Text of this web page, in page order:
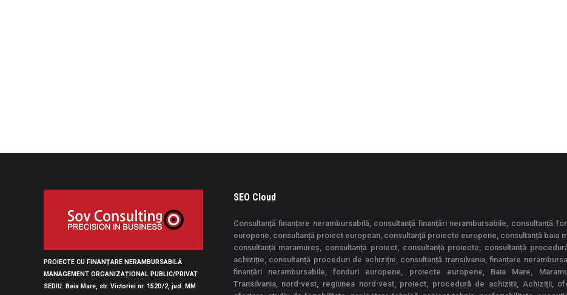
PROIECTE CU FINANȚARE NERAMBURSABILĂ
MANAGEMENT ORGANIZAȚIONAL PUBLIC/PRIVAT
SEDIU: Baia Mare, str. Victoriei nr. 152D/2, jud. MM
SEO Cloud
Consultanță finanțare nerambursabilă, consultanță finanțări nerambursabile, consultanță
europene, consultanță proiect european, consultanță proiecte europene, consultanță baia
consultanță maramureș, consultanță proiect, consultanță proiecte, consultanță
achiziție, consultanță proceduri de achiziție, consultanță transilvania, finanțare
finanțări nerambursabile, fonduri europene, proiecte europene, Baia Mare,
Transilvania, nord-vest, regiunea nord-vest, proiect, procedură de achizitii, Achiziții,